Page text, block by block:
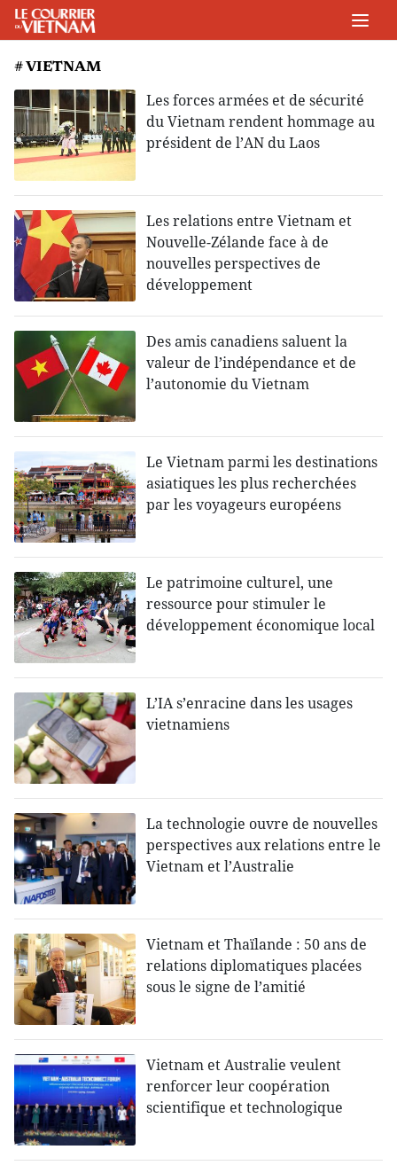
# VIETNAM
Les forces armées et de sécurité
du Vietnam rendent hommage au
président de l’AN du Laos
Les relations entre Vietnam et
Nouvelle-Zélande face à de
nouvelles perspectives de
développement
Des amis canadiens saluent la
valeur de l’indépendance et de
l’autonomie du Vietnam
Le Vietnam parmi les destinations
asiatiques les plus recherchées
par les voyageurs européens
Le patrimoine culturel, une
ressource pour stimuler le
développement économique local
L’IA s’enracine dans les usages
vietnamiens
La technologie ouvre de nouvelles
perspectives aux relations entre le
Vietnam et l’Australie
Vietnam et Thaïlande : 50 ans de
relations diplomatiques placées
sous le signe de l’amitié
Vietnam et Australie veulent
renforcer leur coopération
scientifique et technologique